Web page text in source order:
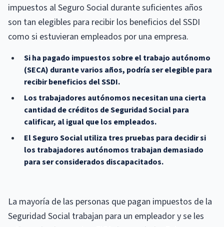
impuestos al Seguro Social durante suficientes años
son tan elegibles para recibir los beneficios del SSDI
como si estuvieran empleados por una empresa.
Si ha pagado impuestos sobre el trabajo autónomo
(SECA) durante varios años, podría ser elegible para
recibir beneficios del SSDI.
Los trabajadores autónomos necesitan una cierta
cantidad de créditos de Seguridad Social para
calificar, al igual que los empleados.
El Seguro Social utiliza tres pruebas para decidir si
los trabajadores autónomos trabajan demasiado
para ser considerados discapacitados.
La mayoría de las personas que pagan impuestos de la
Seguridad Social trabajan para un empleador y se les